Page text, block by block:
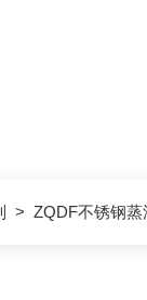
> ZQDF不锈钢蒸